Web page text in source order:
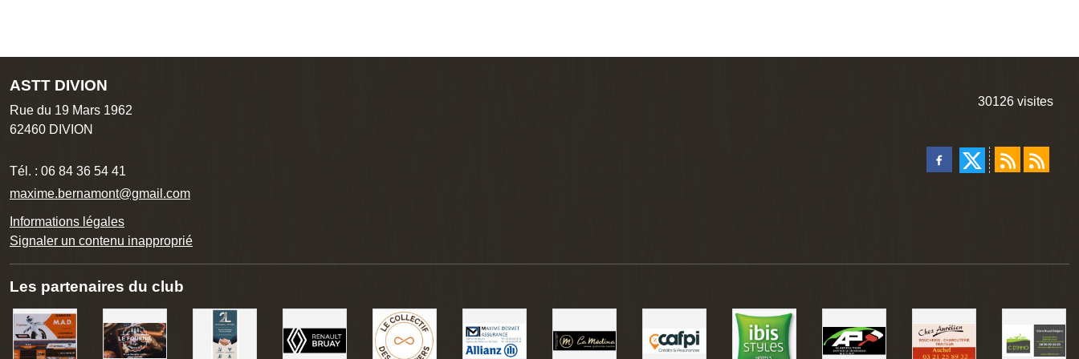
ASTT DIVION
Rue du 19 Mars 1962
62460 DIVION
Tél. : 06 84 36 54 41
maxime.bernamont@gmail.com
Informations légales
Signaler un contenu inapproprié
30126 visites
Les partenaires du club